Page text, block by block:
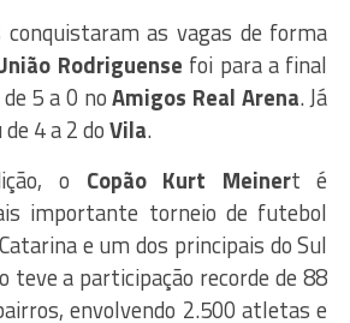
as vagas de forma
Rodriguense foi para a final
5 a 0 noAmigos Real Arena. Já
4 a 2 doVila.
o Copão Kurt Meinert é
importante torneio de futebol
e um dos principais do Sul
teve a participação recorde de 88
envolvendo 2.500 atletas e